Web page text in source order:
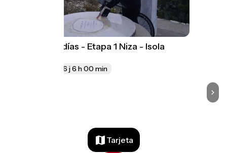
Itinerario - 2 días - Etapa 1 Niza - Isola
16 j 6 h 00 min
Tarjeta